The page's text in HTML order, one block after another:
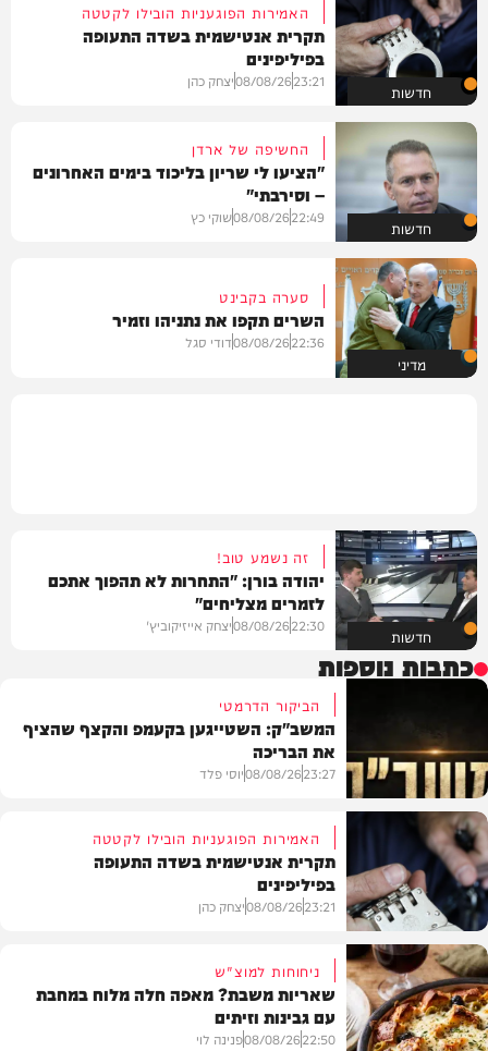
חדשות
האמירות הפוגעניות הובילו לקטטה
תקרית אנטישמית בשדה התעופה
בפיליפינים
23:21
08/08/26יצחק כהן
חדשות
החשיפה של ארדן
"הציעו לי שריון בליכוד בימים האחרונים
– וסירבתי"
22:49
08/08/26שוקי כץ
מדיני
סערה בקבינט
השרים תקפו את נתניהו וזמיר
22:36
08/08/26דודי סגל
חדשות
זה נשמע טוב!
יהודה בורן: "התחרות לא תהפוך אתכם
לזמרים מצליחים"
22:30
08/08/26יצחק אייזיקוביץ'
כתבות נוספות
המשב"ק
הביקור הדרמטי
המשב"ק: השטייגען בקעמפ והקצף שהציף
את הבריכה
23:27
08/08/26יוסי פלד
חדשות
האמירות הפוגעניות הובילו לקטטה
תקרית אנטישמית בשדה התעופה
בפיליפינים
23:21
08/08/26יצחק כהן
ניחוחות למוצ"ש
שאריות משבת? מאפה חלה מלוח במחבת
עם גבינות וזיתים
22:50
08/08/26פנינה לוי